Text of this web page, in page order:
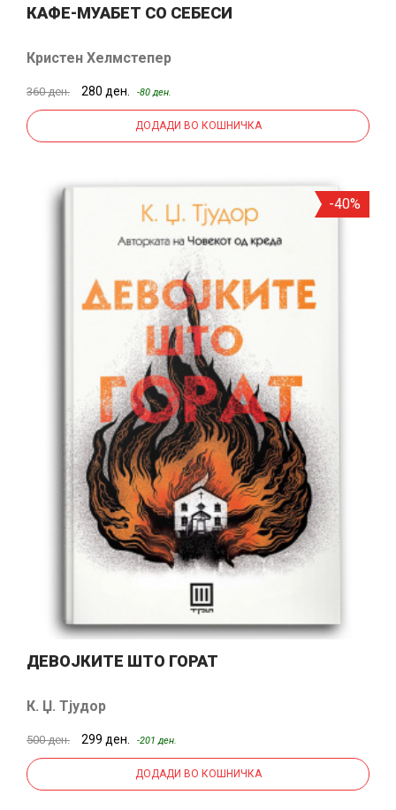
КАФЕ-МУАБЕТ СО СЕБЕСИ
Кристен Хелмстепер
360 ден. 280 ден. -80 ден.
ДОДАДИ ВО КОШНИЧКА
-40%
ДЕВОЈКИТЕ ШТО ГОРАТ
К. Џ. Тјудор
500 ден. 299 ден. -201 ден.
ДОДАДИ ВО КОШНИЧКА